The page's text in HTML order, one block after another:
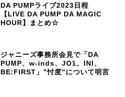
DA PUMPライブ2023日程
【LIVE DA PUMP DA MAGIC
HOUR】まとめ☆
ジャニーズ事務所会見で「DA
PUMP、w-inds、JO1、INI、
BE:FIRST」”忖度”について明言